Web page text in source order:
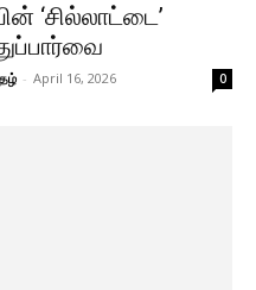
‘சில்லாட்டை’
- April 16, 2026 0